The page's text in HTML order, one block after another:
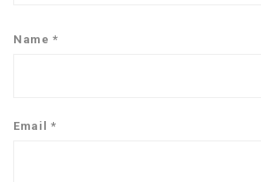
Name*
Email *